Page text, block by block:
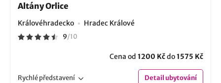
Altány Orlice
Královéhradecko Hradec Králové
9/10
Cena od 1200 Kčdo1575 Kč
Rychlépředstavení Detailubytování